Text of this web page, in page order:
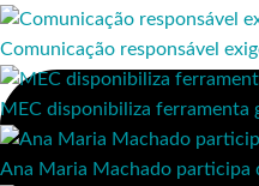
Comunicação responsável
MEC disponibiliza ferramenta
Ana Maria Machado participa